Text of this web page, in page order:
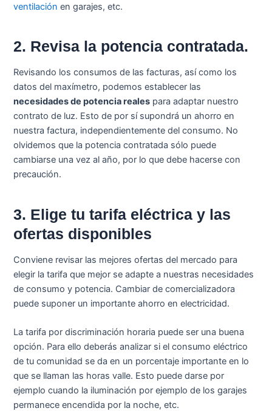
ventilación en garajes, etc.
2. Revisa la potencia contratada.
Revisando los consumos de las facturas, así como los
datos del maxímetro, podemos establecer las
necesidades de potencia reales para adaptar nuestro
contrato de luz. Esto de por sí supondrá un ahorro en
nuestra factura, independientemente del consumo. No
olvidemos que la potencia contratada sólo puede
cambiarse una vez al año, por lo que debe hacerse con
precaución.
3. Elige tu tarifa eléctrica y las
ofertas disponibles
Conviene revisar las mejores ofertas del mercado para
elegir la tarifa que mejor se adapte a nuestras necesidades
de consumo y potencia. Cambiar de comercializadora
puede suponer un importante ahorro en electricidad.
La tarifa por discriminación horaria puede ser una buena
opción. Para ello deberás analizar si el consumo eléctrico
de tu comunidad se da en un porcentaje importante en lo
que se llaman las horas valle. Esto puede darse por
ejemplo cuando la iluminación por ejemplo de los garajes
permanece encendida por la noche, etc.